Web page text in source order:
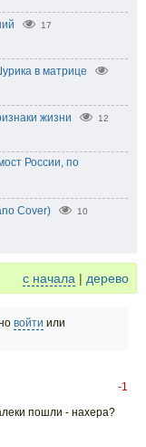
17
в матрице
жизни 12
России, по
Cover) 10
с начала | дерево
войти или
-1
пошли - нахера?